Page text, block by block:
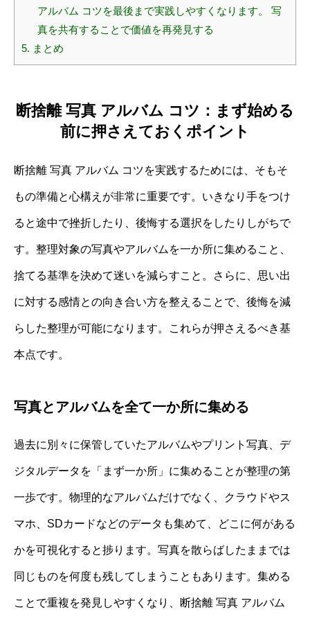
アルバム コツを最後まで実践しやすくなります。 写
真を共有することで価値を再発見する
5. まとめ
断捨離 写真 アルバム コツ：まず始める
前に押さえておくポイント
断捨離 写真 アルバム コツを実践するためには、そもそ
もの準備と心構えが非常に重要です。いきなり手をつけ
ると途中で挫折したり、後悔する選択をしたりしがちで
す。整理対象の写真やアルバムを一か所に集めること、
捨てる基準を決めて迷いを減らすこと。さらに、思い出
に対する感情との向き合い方を整えることで、後悔を減
らした整理が可能になります。これらが押さえるべき基
本点です。
写真とアルバムを全て一か所に集める
過去に別々に保管していたアルバムやプリント写真、デ
ジタルデータを「まず一か所」に集めることが整理の第
一歩です。物理的なアルバムだけでなく、クラウドやス
マホ、SDカードなどのデータも集めて、どこに何がある
かを可視化すると捗ります。写真を散らばしたままでは
同じものを何度も残してしまうこともあります。集める
ことで重複を発見しやすくなり、断捨離 写真 アルバム